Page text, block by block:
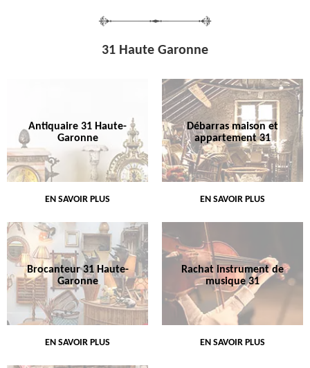
31 Haute Garonne
Antiquaire 31 Haute-
Garonne
EN SAVOIR PLUS
Débarras maison et
appartement 31
EN SAVOIR PLUS
Brocanteur 31 Haute-
Garonne
EN SAVOIR PLUS
Rachat instrument de
musique 31
EN SAVOIR PLUS